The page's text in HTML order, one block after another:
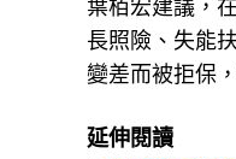
葉栢宏建議，
長照險、失能
變差而被拒保
延伸閱讀